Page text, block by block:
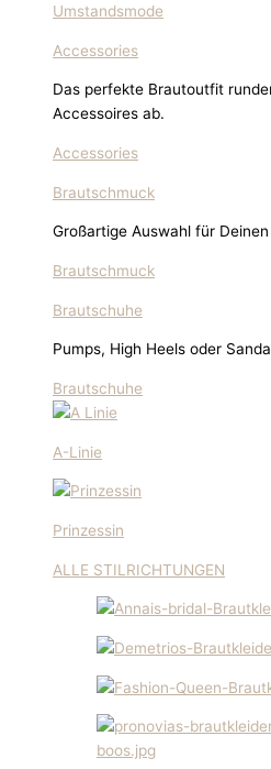
Umstandsmode
Accessories
Das perfekte Brautoutfit
Accessoires ab.
Accessories
Brautschmuck
Großartige Auswahl für
Brautschmuck
Brautschuhe
Pumps, High Heels oder
Brautschuhe
A-Linie
Prinzessin
ALLE STILRICHTUNGEN